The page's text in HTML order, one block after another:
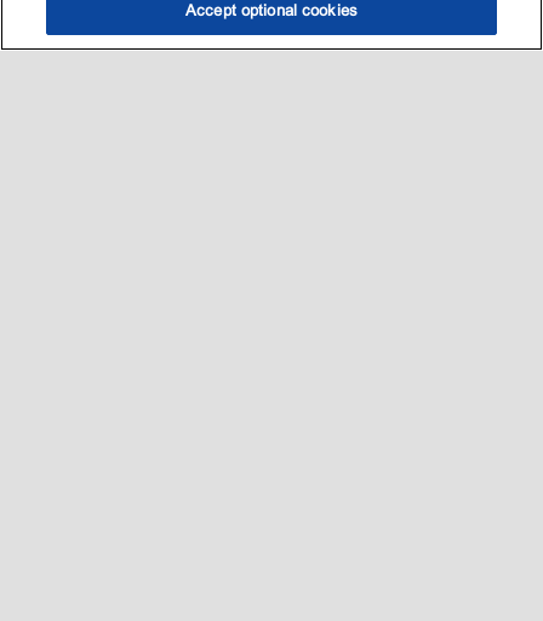
选油助手 查找门店
Accept optional cookies